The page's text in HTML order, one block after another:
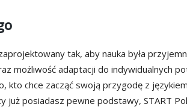
tak, aby nauka była
możliwość adaptacji do indywidualnych
kto chce zacząć swoją przygodę z
już posiadasz pewne podstawy, START